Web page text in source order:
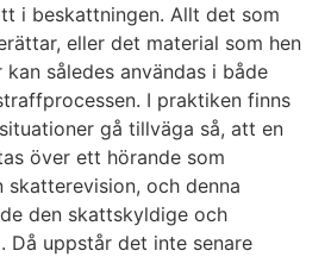
i beskattningen. Allt det som
eller det material som hen
således användas i både
I praktiken finns
gå tillväga så, att en
över ett hörande som
skatterevision, och denna
den skattskyldige och
Då uppstår det inte senare